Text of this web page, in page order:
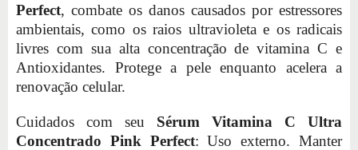
Perfect, combate os danos causados por estressores
ambientais, como os raios ultravioleta e os radicais
livres com sua alta concentração de vitamina C e
Antioxidantes. Protege a pele enquanto acelera a
renovação celular.
Cuidados com seu Sérum Vitamina C Ultra
Concentrado Pink Perfect: Uso externo. Manter